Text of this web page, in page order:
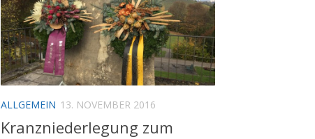
ALLGEMEIN 13. NOVEMBER 2016
Kranzniederlegung zum